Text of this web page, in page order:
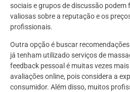
sociais e grupos de discussão
valiosas sobre a reputação e os
profissionais.
Outra opção é buscar
já tenham utilizado serviços de
feedback pessoal é muitas vezes
avaliações online, pois considera a
consumidor. Além disso, muitos